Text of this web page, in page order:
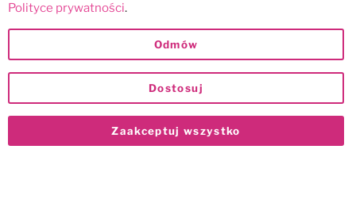
Polityce prywatności.
Zaakceptuj wszystko
Dostosuj
Odmów